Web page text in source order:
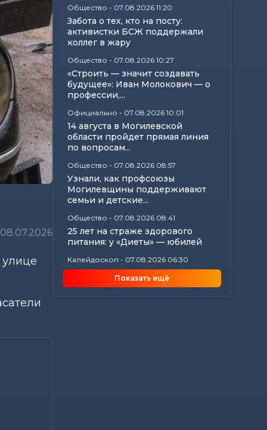
08.07.2026
Общество - 07.08.2026 11:20
Забота о тех, кто на посту:
активистки БСЖ поддержали
коллег в жару
Общество - 07.08.2026 10:27
«Строить — значит создавать
будущее»: Иван Молокович — о
профессии,...
Официально - 07.08.2026 10:01
14 августа в Могилевской
области пройдет прямая линия
по вопросам...
Общество - 07.08.2026 08:57
Узнали, как профсоюзы
Могилевщины поддерживают
семьи и детские...
Общество - 07.08.2026 08:41
25 лет на страже здорового
питания: у «Диеты» — юбилей
Калейдоскоп - 07.08.2026 06:30
Звездный расклад: к чему
готовиться всем знакам
зодиака 8 августа
Показать ещё